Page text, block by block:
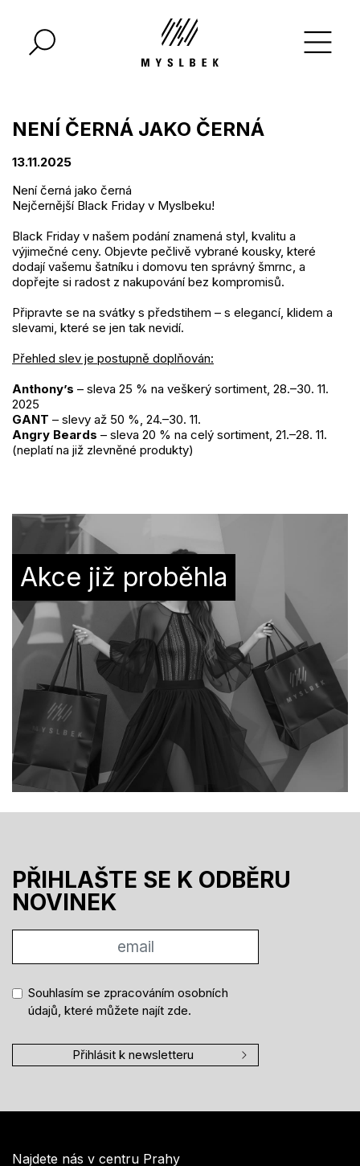
NENÍ ČERNÁ JAKO ČERNÁ
13.11.2025
Není černá jako černá
Nejčernější Black Friday v Myslbeku!
Black Friday v našem podání znamená styl, kvalitu a
výjimečné ceny. Objevte pečlivě vybrané kousky, které
dodají vašemu šatníku i domovu ten správný šmrnc, a
dopřejte si radost z nakupování bez kompromisů.
Připravte se na svátky s předstihem – s elegancí, klidem a
slevami, které se jen tak nevidí.
Přehled slev je postupně doplňován:
Anthony’s – sleva 25 % na veškerý sortiment, 28.–30. 11.
2025
GANT – slevy až 50 %, 24.–30. 11.
Angry Beards – sleva 20 % na celý sortiment, 21.–28. 11.
(neplatí na již zlevněné produkty)
Akce již proběhla
PŘIHLAŠTE SE K ODBĚRU
NOVINEK
Souhlasím se zpracováním osobních
údajů, které můžete najít zde.
Přihlásit k newsletteru
Najdete nás v centru Prahy